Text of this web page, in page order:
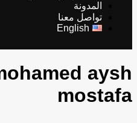
المدونة
تواصل معنا
English
aysh
mostafa